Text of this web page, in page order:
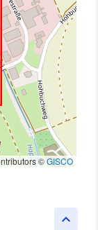
©GISCO
keyboard_arrow_up